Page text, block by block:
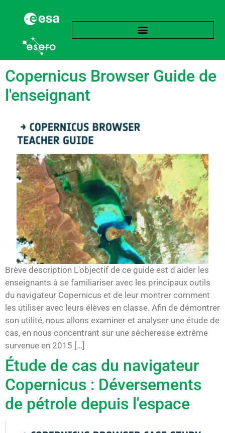
Subject :Physique
Copernicus Browser Guide de
l'enseignant
Brève description L'objectif de ce guide est d'aider les
enseignants à se familiariser avec les principaux outils
du navigateur Copernicus et de leur montrer comment
les utiliser avec leurs élèves en classe. Afin de démontrer
son utilité, nous allons examiner et analyser une étude de
cas, en nous concentrant sur une sécheresse extrême
survenue en 2015 […]
Étude de cas du navigateur
Copernicus : Déversements
de pétrole depuis l'espace